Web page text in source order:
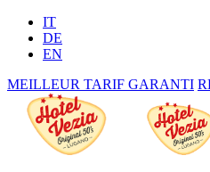
IT
DE
EN
MEILLEUR TARIF GARANTI